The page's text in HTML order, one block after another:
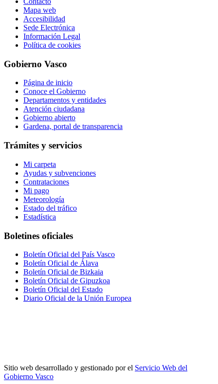
Mapa web
Accesibilidad
Sede Electrónica
Información Legal
Política de cookies
Gobierno Vasco
Página de inicio
Conoce el Gobierno
Departamentos y entidades
Atención ciudadana
Gobierno abierto
Gardena, portal de transparencia
Trámites y servicios
Mi carpeta
Ayudas y subvenciones
Contrataciones
Mi pago
Meteorología
Estado del tráfico
Estadística
Boletines oficiales
Boletín Oficial del País Vasco
Boletín Oficial de Álava
Boletín Oficial de Bizkaia
Boletín Oficial de Gipuzkoa
Boletín Oficial del Estado
Diario Oficial de la Unión Europea
Sitio web desarrollado y gestionado por el Servicio Web del
Gobierno Vasco